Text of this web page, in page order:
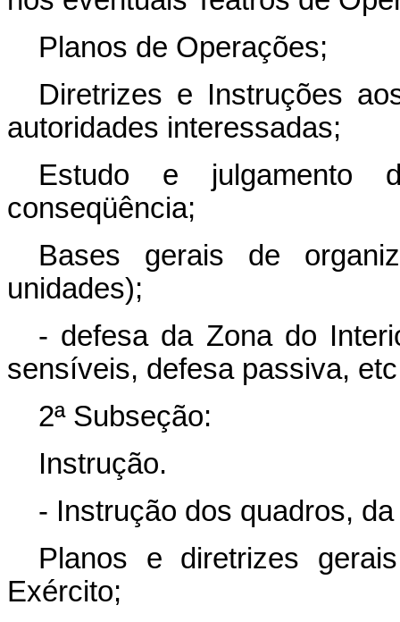
Planos de Operações;
Diretrizes e Instruções
autoridades interessadas;
Estudo e julgamento
conseqüência;
Bases gerais de
unidades);
- defesa da Zona do
sensíveis, defesa passiva,
2ª Subseção:
Instrução.
- Instrução dos quadros,
Planos e diretrizes
Exército;